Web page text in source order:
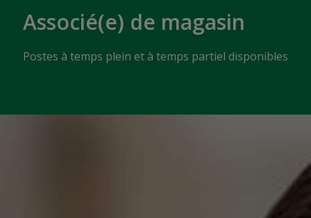
Associé(e) de magasin
Postes à temps plein et à temps partiel disponibles